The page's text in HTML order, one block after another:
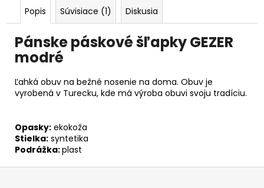
Popis Súvisiace (1) Diskusia
Pánske páskové šľapky GEZER
modré
Ľahká obuv na bežné nosenie na doma. Obuv je
vyrobená v Turecku, kde má výroba obuvi svoju tradíciu.
Opasky: ekokoža
Stielka: syntetika
Podrážka:plast